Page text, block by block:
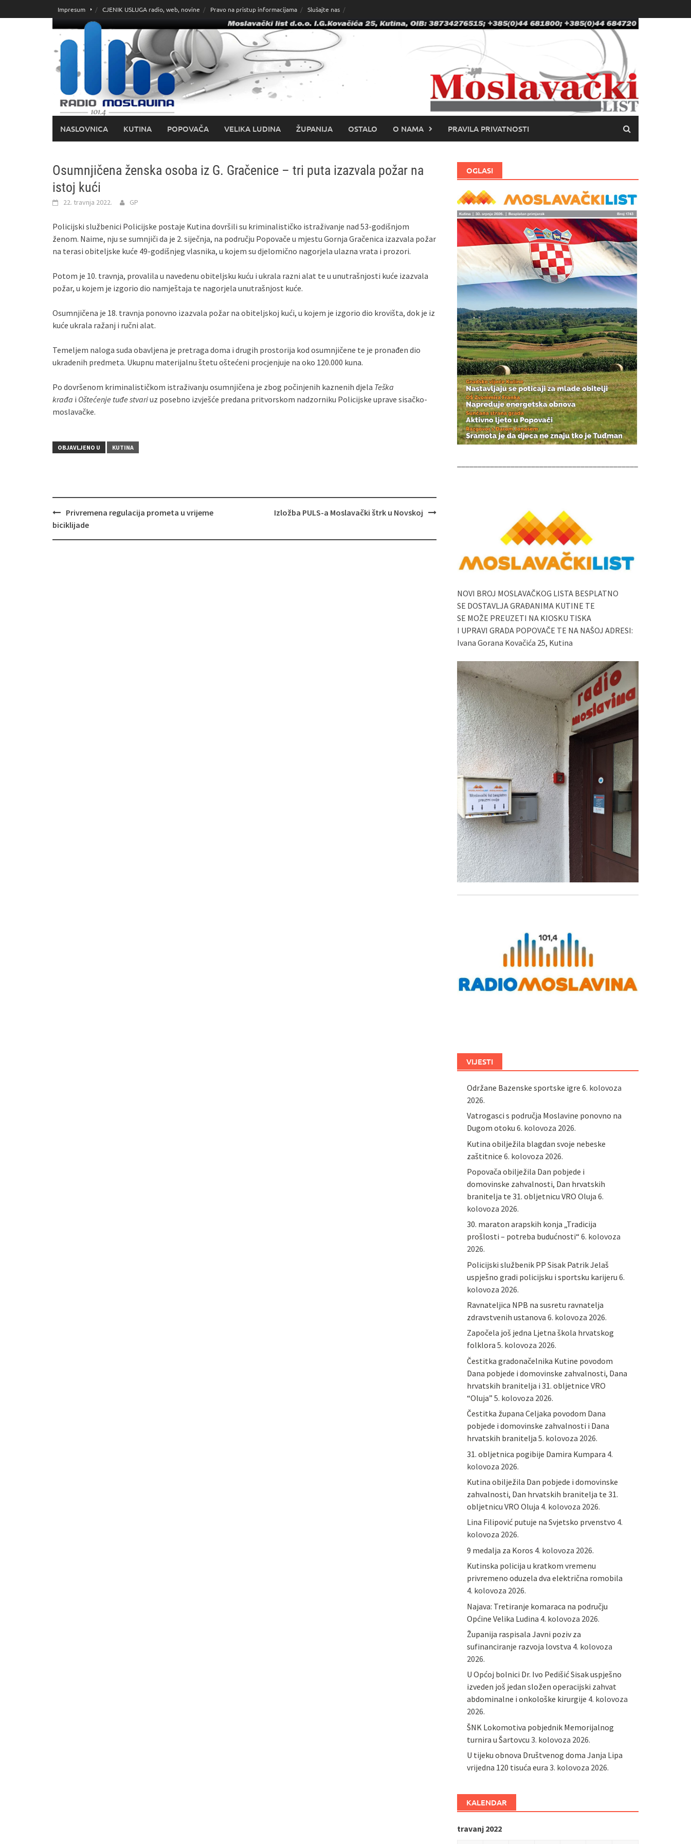
do
Impresum CJENIK USLUGA radio, web, novine Pravo na pristup informacijama Slušajte nas
NASLOVNICA KUTINA POPOVAČA VELIKA LUDINA ŽUPANIJA OSTALO O NAMA PRAVILA PRIVATNOSTI
Osumnjičena ženska osoba iz G. Gračenice – tri puta izazvala požar na
istoj kući
22. travnja 2022. GP
Policijski službenici Policijske postaje Kutina dovršili su kriminalističko istraživanje nad 53-godišnjom
ženom. Naime, nju se sumnjiči da je 2. siječnja, na području Popovače u mjestu Gornja Gračenica izazvala požar
na terasi obiteljske kuće 49-godišnjeg vlasnika, u kojem su djelomično nagorjela ulazna vrata i prozori.
Potom je 10. travnja, provalila u navedenu obiteljsku kuću i ukrala razni alat te u unutrašnjosti kuće izazvala
požar, u kojem je izgorio dio namještaja te nagorjela unutrašnjost kuće.
Osumnjičena je 18. travnja ponovno izazvala požar na obiteljskoj kući, u kojem je izgorio dio krovišta, dok je iz
kuće ukrala ražanj i ručni alat.
Temeljem naloga suda obavljena je pretraga doma i drugih prostorija kod osumnjičene te je pronađen dio
ukradenih predmeta. Ukupnu materijalnu štetu oštećeni procjenjuje na oko 120.000 kuna.
Po dovršenom kriminalističkom istraživanju osumnjičena je zbog počinjenih kaznenih djela Teška
krađa i Oštećenje tuđe stvariuz posebno izvješće predana pritvorskom nadzorniku Policijske uprave sisačko-
moslavačke.
OBJAVLJENO U KUTINA
Navigacija
objava
Privremena regulacija prometa u vrijeme
biciklijade
Izložba PULS-a Moslavački štrk u Novskoj
OGLASI
NOVI BROJ MOSLAVAČKOG LISTA BESPLATNO
SE DOSTAVLJA GRAĐANIMA KUTINE TE
SE MOŽE PREUZETI NA KIOSKU TISKA
I UPRAVI GRADA POPOVAČE TE NA NAŠOJ ADRESI:
Ivana Gorana Kovačića 25, Kutina
VIJESTI
Održane Bazenske sportske igre 6. kolovoza
2026.
Vatrogasci s područja Moslavine ponovno na
Dugom otoku 6. kolovoza 2026.
Kutina obilježila blagdan svoje nebeske
zaštitnice 6. kolovoza 2026.
Popovača obilježila Dan pobjede i
domovinske zahvalnosti, Dan hrvatskih
branitelja te 31. obljetnicu VRO Oluja 6.
kolovoza 2026.
30. maraton arapskih konja „Tradicija
prošlosti – potreba budućnosti“ 6. kolovoza
2026.
Policijski službenik PP Sisak Patrik Jelaš
uspješno gradi policijsku i sportsku karijeru 6.
kolovoza 2026.
Ravnateljica NPB na susretu ravnatelja
zdravstvenih ustanova 6. kolovoza 2026.
Započela još jedna Ljetna škola hrvatskog
folklora 5. kolovoza 2026.
Čestitka gradonačelnika Kutine povodom
Dana pobjede i domovinske zahvalnosti, Dana
hrvatskih branitelja i 31. obljetnice VRO
“Oluja” 5. kolovoza 2026.
Čestitka župana Celjaka povodom Dana
pobjede i domovinske zahvalnosti i Dana
hrvatskih branitelja 5. kolovoza 2026.
31. obljetnica pogibije Damira Kumpara 4.
kolovoza 2026.
Kutina obilježila Dan pobjede i domovinske
zahvalnosti, Dan hrvatskih branitelja te 31.
obljetnicu VRO Oluja 4. kolovoza 2026.
Lina Filipović putuje na Svjetsko prvenstvo 4.
kolovoza 2026.
9 medalja za Koros 4. kolovoza 2026.
Kutinska policija u kratkom vremenu
privremeno oduzela dva električna romobila
4. kolovoza 2026.
Najava: Tretiranje komaraca na području
Općine Velika Ludina 4. kolovoza 2026.
Županija raspisala Javni poziv za
sufinanciranje razvoja lovstva 4. kolovoza
2026.
U Općoj bolnici Dr. Ivo Pedišić Sisak uspješno
izveden još jedan složen operacijski zahvat
abdominalne i onkološke kirurgije 4. kolovoza
2026.
ŠNK Lokomotiva pobjednik Memorijalnog
turnira u Šartovcu 3. kolovoza 2026.
U tijeku obnova Društvenog doma Janja Lipa
vrijedna 120 tisuća eura 3. kolovoza 2026.
KALENDAR
travanj 2022